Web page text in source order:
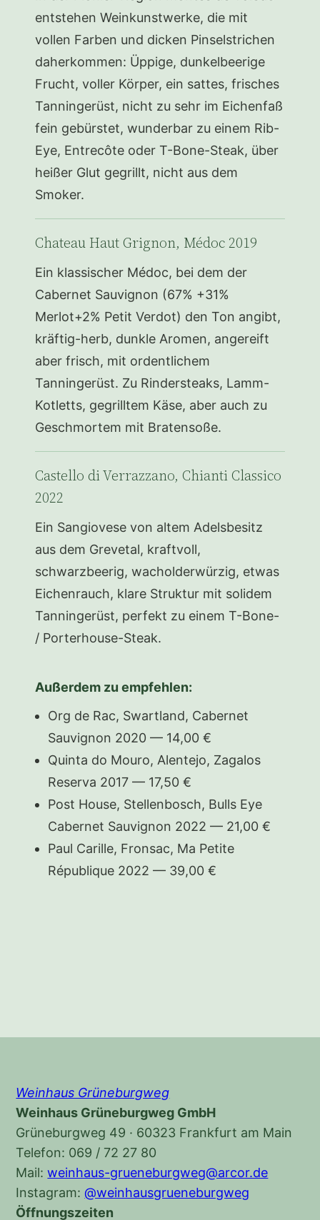
entstehen Weinkunstwerke, die mit
vollen Farben und dicken Pinselstrichen
daherkommen: Üppige, dunkelbeerige
Frucht, voller Körper, ein sattes, frisches
Tanningerüst, nicht zu sehr im Eichenfaß
fein gebürstet, wunderbar zu einem Rib-
Eye, Entrecôte oder T-Bone-Steak, über
heißer Glut gegrillt, nicht aus dem
Smoker.
Chateau Haut Grignon, Médoc 2019
Ein klassischer Médoc, bei dem der
Cabernet Sauvignon (67% +31%
Merlot+2% Petit Verdot) den Ton angibt,
kräftig-herb, dunkle Aromen, angereift
aber frisch, mit ordentlichem
Tanningerüst. Zu Rindersteaks, Lamm-
Kotletts, gegrilltem Käse, aber auch zu
Geschmortem mit Bratensoße.
Castello di Verrazzano, Chianti Classico
2022
Ein Sangiovese von altem Adelsbesitz
aus dem Grevetal, kraftvoll,
schwarzbeerig, wacholderwürzig, etwas
Eichenrauch, klare Struktur mit solidem
Tanningerüst, perfekt zu einem T-Bone-
/ Porterhouse-Steak.
Außerdem zu empfehlen:
Org de Rac, Swartland, Cabernet
Sauvignon 2020 — 14,00 €
Quinta do Mouro, Alentejo, Zagalos
Reserva 2017 — 17,50 €
Post House, Stellenbosch, Bulls Eye
Cabernet Sauvignon 2022 — 21,00 €
Paul Carille, Fronsac, Ma Petite
République 2022 — 39,00 €
Weinhaus Grüneburgweg
Weinhaus Grüneburgweg GmbH
Grüneburgweg 49 · 60323 Frankfurt am Main
Telefon: 069 / 72 27 80
Mail:weinhaus-grueneburgweg@arcor.de
Instagram:@weinhausgrueneburgweg
Öffnungszeiten